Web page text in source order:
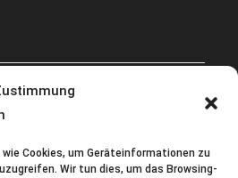
Cookies, um Geräteinformationen zu
Wir tun dies, um das Browsing-